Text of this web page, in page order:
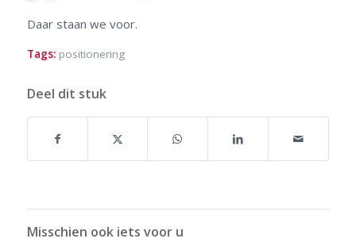
Daar staan we voor.
Tags: positionering
Deel dit stuk
Misschien ook iets voor u